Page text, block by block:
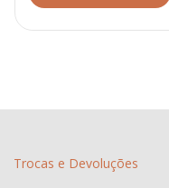
Trocas e Devoluções